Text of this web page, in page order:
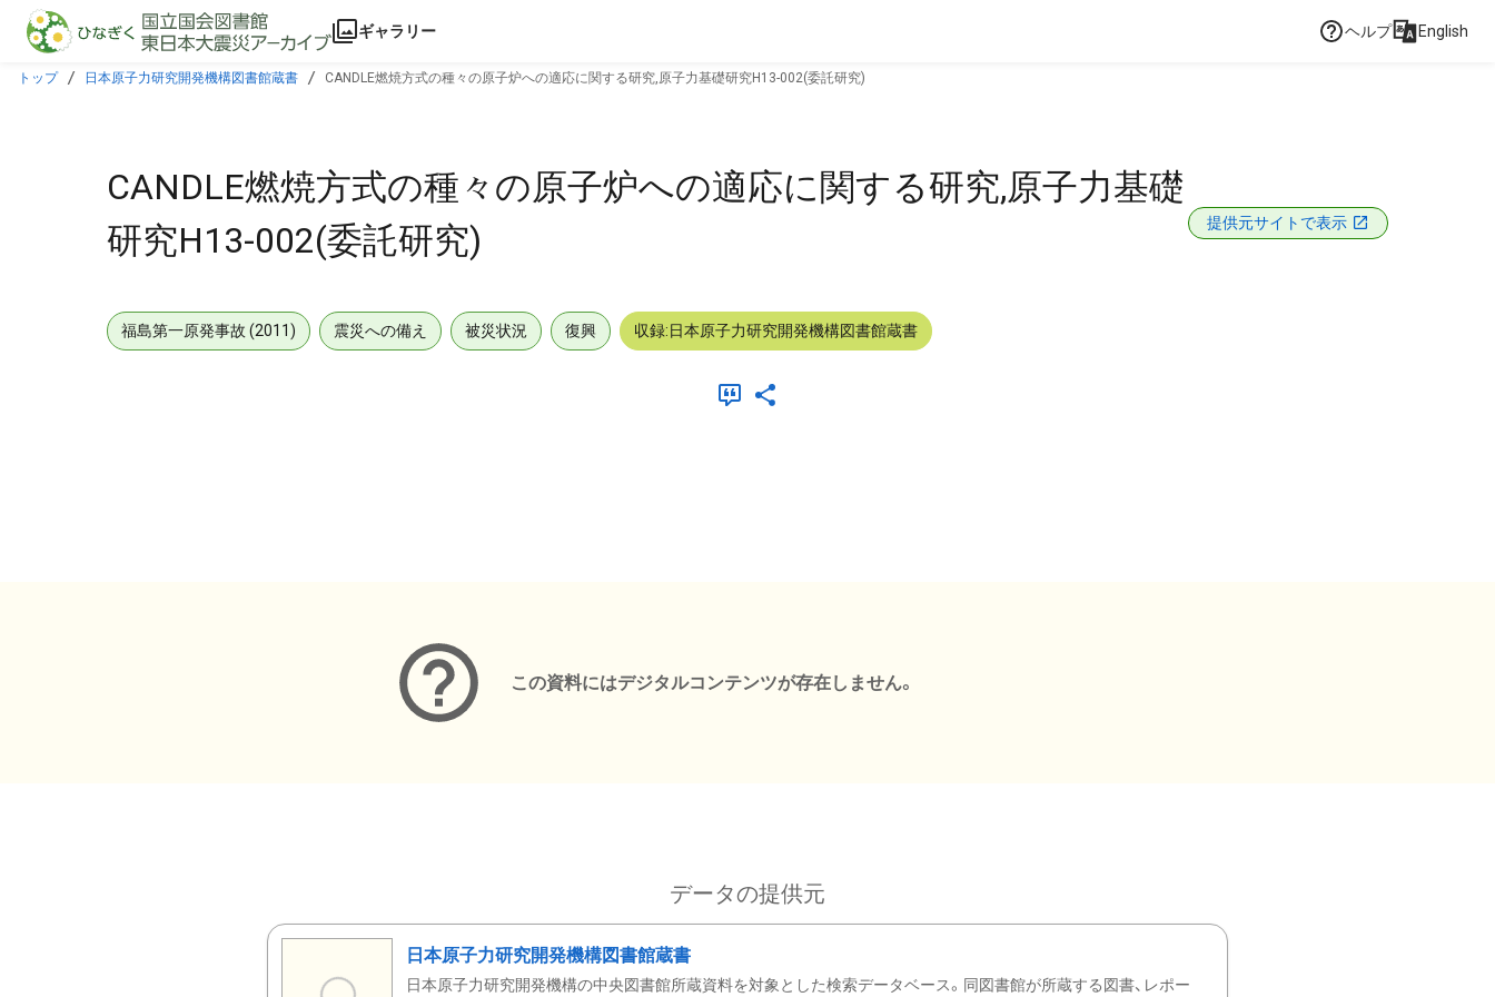
本文に飛ぶ
ギャラリー ヘルプ English
トップ 日本原子力研究開発機構図書館蔵書 CANDLE燃焼方式の種々の原子炉への適応に関する研究,原子力基礎研究H13-002(委託研究)
CANDLE燃焼方式の種々の原子炉への適応に関する研究,原子力基礎
研究H13-002(委託研究)
提供元サイトで表示
福島第一原発事故 (2011) 震災への備え 被災状況 復興 収録:日本原子力研究開発機構図書館蔵書
この資料にはデジタルコンテンツが存在しません。
データの提供元
日本原子力研究開発機構図書館蔵書
日本原子力研究開発機構の中央図書館所蔵資料を対象とした検索データベース。同図書館が所蔵する図書、レポー